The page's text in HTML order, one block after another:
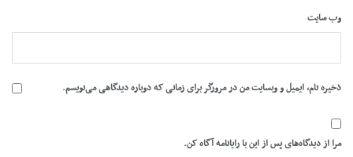
وب‌ سایت
ذخیره نام، ایمیل و وبسایت من در مرورگر برای زمانی که دوباره دیدگاهی می‌نویسم.
مرا از دیدگاه‌های پس از این با رایانامه آگاه کن.